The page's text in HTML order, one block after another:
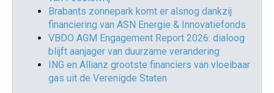
Brabants zonnepark komt er alsnog dankzij
financiering van ASN Energie & Innovatiefonds
VBDO AGM Engagement Report 2026: dialoog
blijft aanjager van duurzame verandering
ING en Allianz grootste financiers van vloeibaar
gas uit de Verenigde Staten